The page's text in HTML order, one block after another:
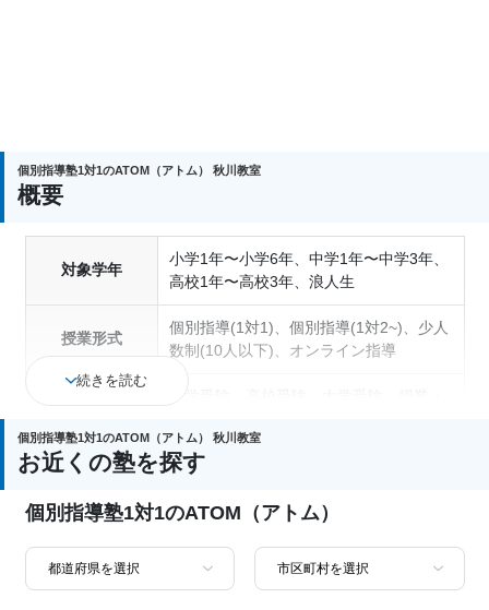
個別指導塾1対1のATOM（アトム） 秋川教室
概要
対象学年
小学1年〜小学6年、中学1年〜中学3年、
高校1年〜高校3年、浪人生
授業形式
個別指導(1対1)、個別指導(1対2~)、少人
数制(10人以下)、オンライン指導
通塾の目的
の定着、総合型選抜(旧AO)対策、推薦入
試対策、国公立大対策、私大対策、共通
塾の特徴
り、授業の振替可能、不登校生に対応、
オンライン対応、1科目から受講可能、
続きを読む
個別指導塾1対1のATOM（アトム） 秋川教室
お近くの塾を探す
個別指導塾1対1のATOM（アトム）